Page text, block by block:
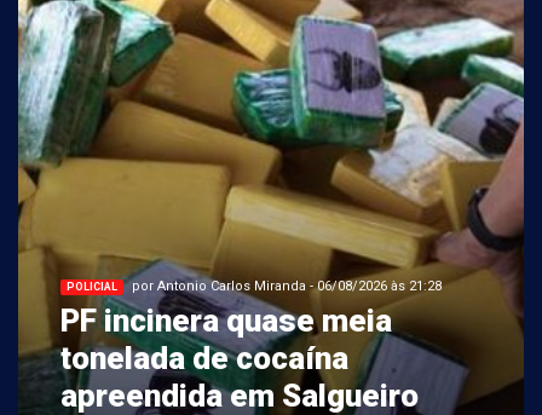
POLICIAL por Antonio Carlos Miranda - 06/08/2026 às 21:28
PF incinera quase meia
tonelada de cocaína
apreendida em Salgueiro